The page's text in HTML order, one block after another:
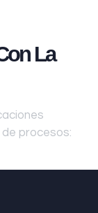
La
procesos: